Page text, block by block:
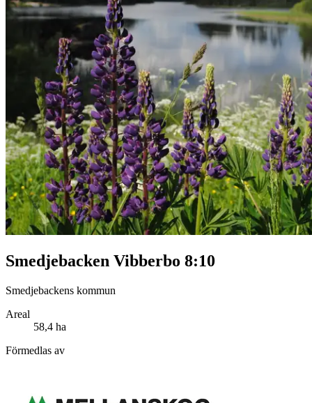
Smedjebacken Vibberbo 8:10
Smedjebackens kommun
Areal
58,4 ha
Förmedlas av